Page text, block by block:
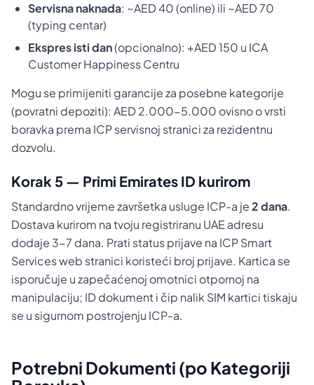
Servisna naknada: ~AED 40 (online) ili ~AED 70
(typing centar)
Ekspres isti dan(opcionalno): +AED 150 u ICA
Customer Happiness Centru
Mogu se primijeniti garancije za posebne kategorije
(povratni depoziti): AED 2.000-5.000 ovisno o vrsti
boravka prema ICP servisnoj stranici za rezidentnu
dozvolu.
Korak 5 — Primi Emirates ID kurirom
Standardno vrijeme završetka usluge ICP-a je2 dana.
Dostava kurirom na tvoju registriranu UAE adresu
dodaje 3-7 dana. Prati status prijave na ICP Smart
Services web stranici koristeći broj prijave. Kartica se
isporučuje u zapečaćenoj omotnici otpornoj na
manipulaciju; ID dokument i čip nalik SIM kartici tiskaju
se u sigurnom postrojenju ICP-a.
Potrebni Dokumenti (po Kategoriji